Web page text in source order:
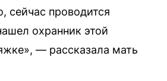
сейчас проводится
охранник этой
— рассказала мать